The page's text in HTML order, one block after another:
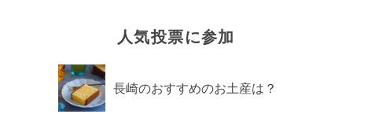
人気投票に参加
長崎のおすすめのお土産は？